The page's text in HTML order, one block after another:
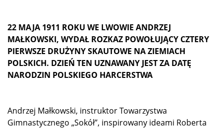
22 MAJA 1911 ROKU WE LWOWIE ANDRZEJ
MAŁKOWSKI, WYDAŁ ROZKAZ POWOŁUJĄCY CZTERY
PIERWSZE DRUŻYNY SKAUTOWE NA ZIEMIACH
POLSKICH. DZIEŃ TEN UZNAWANY JEST ZA DATĘ
NARODZIN POLSKIEGO HARCERSTWA
Andrzej Małkowski, instruktor Towarzystwa
Gimnastycznego „Sokół”, inspirowany ideami Roberta